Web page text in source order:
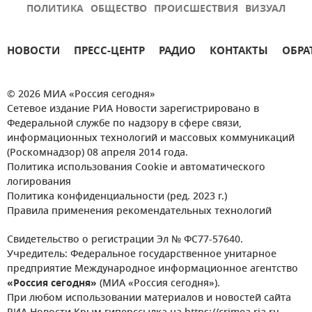
ПОЛИТИКА ОБЩЕСТВО ПРОИСШЕСТВИЯ ВИЗУАЛ
НОВОСТИ ПРЕСС-ЦЕНТР РАДИО КОНТАКТЫ
© 2026 МИА «Россия сегодня»
Сетевое издание РИА Новости зарегистрировано в
Федеральной службе по надзору в сфере связи,
информационных технологий и массовых коммуникаций
(Роскомнадзор) 08 апреля 2014 года.
Политика использования Cookie и автоматического
логирования
Политика конфиденциальности (ред. 2023 г.)
Правила применения рекомендательных технологий
Свидетельство о регистрации Эл № ФС77-57640.
Учредитель: Федеральное государственное унитарное
предприятие Международное информационное агентство
«Россия сегодня» (МИА «Россия сегодня»).
При любом использовании материалов и новостей сайта